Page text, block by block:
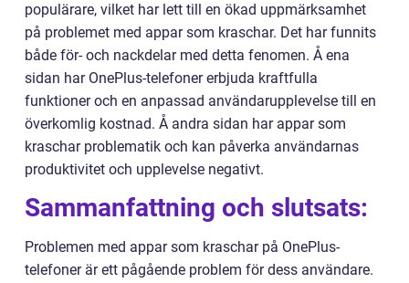
populärare, vilket har lett till en ökad uppmärksamhet
på problemet med appar som kraschar. Det har funnits
både för- och nackdelar med detta fenomen. Å ena
sidan har OnePlus-telefoner erbjuda kraftfulla
funktioner och en anpassad användarupplevelse till en
överkomlig kostnad. Å andra sidan har appar som
kraschar problematik och kan påverka användarnas
produktivitet och upplevelse negativt.
Sammanfattning och slutsats:
Problemen med appar som kraschar på OnePlus-
telefoner är ett pågående problem för dess användare.